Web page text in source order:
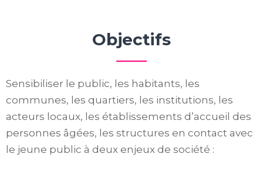
Objectifs
Sensibiliser le public, les habitants, les
communes, les quartiers, les institutions, les
acteurs locaux, les établissements d’accueil des
personnes âgées, les structures en contact avec
le jeune public à deux enjeux de société :